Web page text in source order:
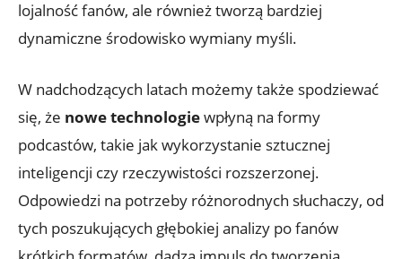
lojalność fanów, ale również tworzą bardziej
dynamiczne środowisko wymiany myśli.
W nadchodzących latach możemy także spodziewać
się, że nowe technologiewpłyną na formy
podcastów, takie jak wykorzystanie sztucznej
inteligencji czy rzeczywistości rozszerzonej.
Odpowiedzi na potrzeby różnorodnych słuchaczy, od
tych poszukujących głębokiej analizy po fanów